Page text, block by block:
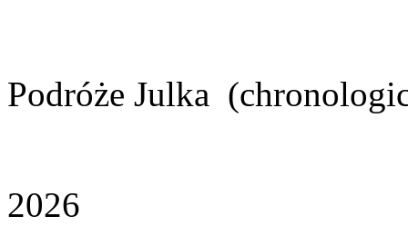
Podróże Julka
2026